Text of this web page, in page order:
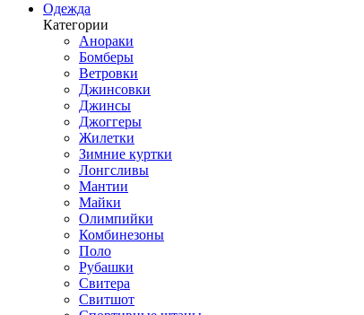
Одежда
Категории
Анораки
Бомберы
Ветровки
Джинсовки
Джинсы
Джоггеры
Жилетки
Зимние куртки
Лонгсливы
Мантии
Майки
Олимпийки
Комбинезоны
Поло
Рубашки
Свитера
Свитшот